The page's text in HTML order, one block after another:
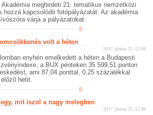
Akadémia meghirdeti 21. tematikus nemzetközi
hozzá kapcsolódó fotópályázatát. Az akadémia
várja a pályázatokat.
volt a héten
2017. június 25. 12:00
enyhén emelkedett a héten a Budapesti
a BUX pénteken 35 599,51 ponton
ami 87,04 ponttal, 0,25 százalékkal
hetit.
mit iszol a nagy melegben
2017. június 25. 12:00